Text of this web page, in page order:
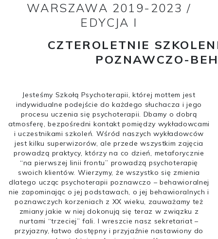
WARSZAWA 2019-2023 /
EDYCJA I
CZTEROLETNIE
POZNAWCZO-
Jesteśmy Szkołą Psychoterapii, której mottem jest
indywidualne podejście do każdego słuchacza i jego
procesu uczenia się psychoterapii. Dbamy o dobrą
atmosferę, bezpośredni kontakt pomiędzy wykładowcami
i uczestnikami szkoleń. Wśród naszych wykładowców
jest kilku superwizorów, ale przede wszystkim zajęcia
prowadzą praktycy, którzy na co dzień, metaforycznie
“na pierwszej linii frontu” prowadzą psychoterapię
swoich klientów. Wierzymy, że wszystko się zmienia
dlatego ucząc psychoterapii poznawczo – behawioralnej
nie zapominając o jej podstawach, o jej behawioralnych i
poznawczych korzeniach z XX wieku, zauważamy też
zmiany jakie w niej dokonują się teraz w związku z
nurtami “trzeciej” fali. I wreszcie nasz sekretariat –
przyjazny, łatwo dostępny i przyjaźnie nastawiony do